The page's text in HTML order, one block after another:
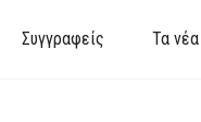
Συγγραφείς Τα